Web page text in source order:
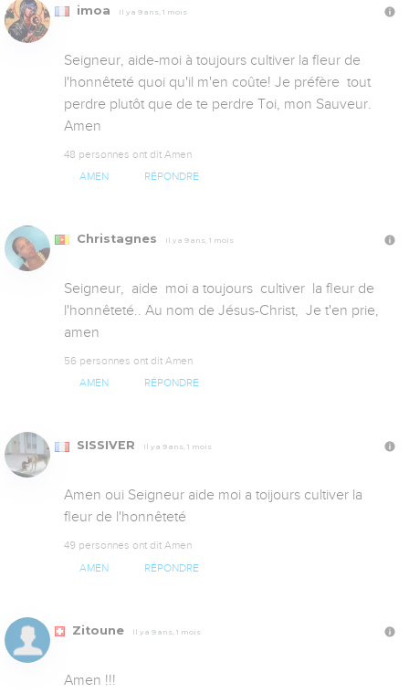
imoa Il y a 9 ans, 1 mois
Seigneur, aide-moi à toujours cultiver la fleur de
l'honnêteté quoi qu'il m'en coûte! Je préfère  tout
perdre plutôt que de te perdre Toi, mon Sauveur.
Amen
48 personnes ont dit Amen
AMEN RÉPONDRE
Christagnes Il y a 9 ans, 1 mois
Seigneur,  aide  moi a toujours  cultiver  la fleur de
l'honnêteté.. Au nom de Jésus-Christ,  Je t'en prie,
amen
56 personnes ont dit Amen
AMEN RÉPONDRE
SISSIVER Il y a 9 ans, 1 mois
Amen oui Seigneur aide moi a toijours cultiver la
fleur de l'honnêteté
49 personnes ont dit Amen
AMEN RÉPONDRE
Zitoune Il y a 9 ans, 1 mois
Amen !!!